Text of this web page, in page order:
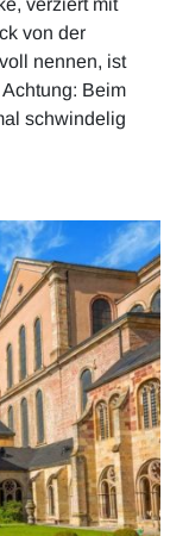
verziert mit
von der
nennen, ist
Beim
schwindelig